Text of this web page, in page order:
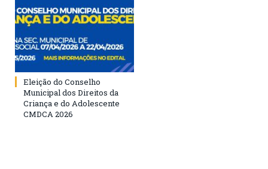
Eleição do Conselho
Municipal dos Direitos da
Criança e do Adolescente
CMDCA 2026